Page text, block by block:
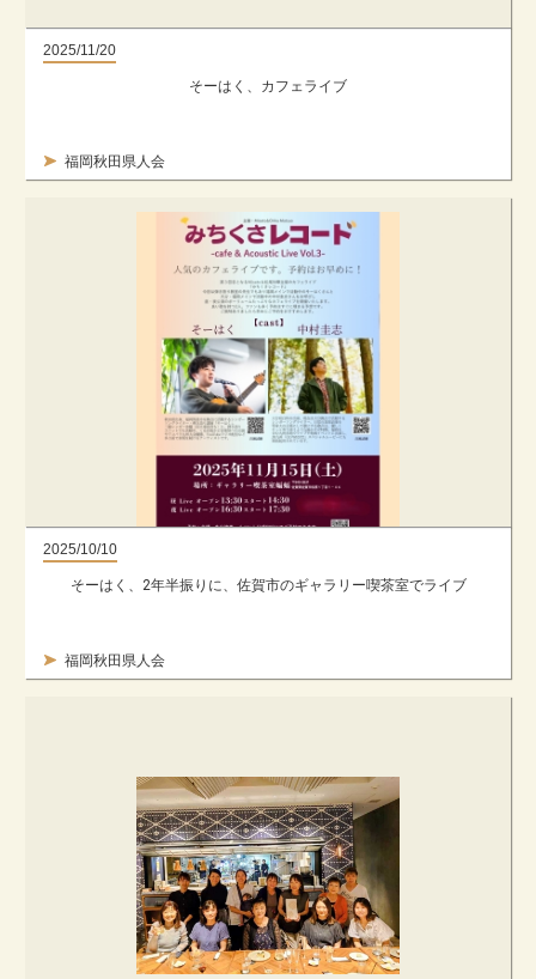
2025/11/20
福岡秋田県人会
そーはく、カフェライブ
2025/10/10
福岡秋田県人会
そーはく、2年半振りに、佐賀市のギャラリー喫茶室でライブ